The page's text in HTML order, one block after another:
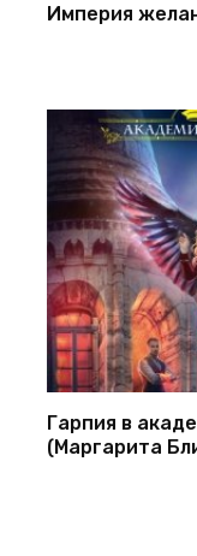
Империя
Гарпия в
(Маргарита